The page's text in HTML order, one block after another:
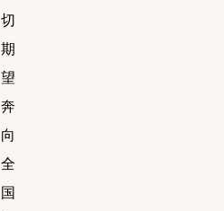
切
期
望
奔
向
全
国